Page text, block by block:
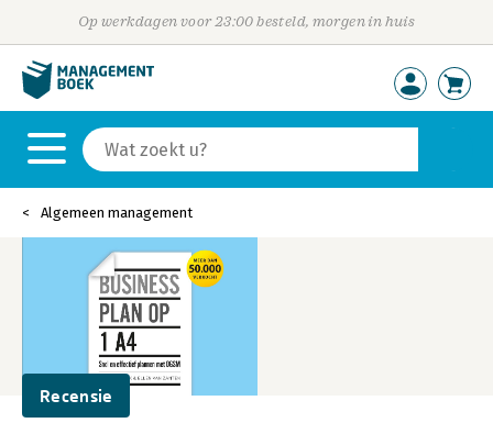
Op werkdagen voor 23:00 besteld, morgen in huis
Algemeen management
Recensie